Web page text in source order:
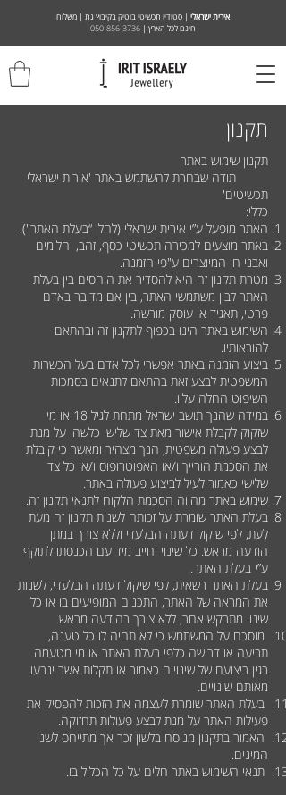
אירית ישראלי | סטודיו תכשיטי בוטיק בקיבוץ גת | משלוח
חינם לכל הארץ | 050-856-3736
תקנון
תקנון שימוש באתר
תודה שבחרת להשתמש באתר 'אירית ישראלי
תכשיטים'
כללי:
האתר מופעל ע”י אירית ישראלי (להלן “בעלת האתר").
באתר מוצעים למכירה תכשיטי כסף, זהב, יהלומים
ואבני חן המיוצרים ע"פי הזמנה.
מטרת תקנון זה היא להסדיר את היחסים בין בעלת
האתר לבין משתמשי האתר, בין אם מדובר באדם
פרטי, תאגיד או עוסק מורשה.
השימוש באתר הינו בכפוף לתקנון זה ובהתאם
להוראותיו.
ביצוע הזמנה באתר אפשרי לכל אדם בעל הכשרות
המשפטית לבצע זאת בהתאם לתנאים בסמכות
השיפוט החלה עליו.
במידה שהנך תושב ישראל מתחת לגיל 18 או מי
שזקוק לקבלת אישור מאת צד שלישי כלשהו על מנת
לבצע פעולה משפטית, הנך מצהיר ומאשר כי קיבלת
את הסכמת הורייך ו/או האפוטרופוס ו/או כל צד
שלישי כאמור לעיל לביצוע פעולה באתר.
שימוש באתר מהווה הסכמת הלקוח לתנאי תקנון זה.
בעלת האתר שומרת על זכותה לשנות תקנון זה מעת
לעת, לפי שיקול דעתה הבלעדי וללא צורך במתן
הודעה מראש. כל שינוי יחייב מיד עם הכנסתו לתוקף
ע”י בעלת האתר.
בעלת האתר רשאית, לפי שיקול דעתה הבלעדי, לשנות
את המראה של האתר, התכנים המופיעים בו או כל
שינוי מתבקש אחר, ללא צורך בהודעה מראש.
מוסכם על המשתמש כי לא תהיה לו כל טענה,
תביעה או דרישה כלפי בעלת האתר או מי מטעמה
בגין ביצועם של שינויים כאמור או תקלות אשר ינבעו
מאותם שינויים.
בעלת האתר שומרת לעצמה את הזכות להפסיק את
פעילות האתר על מנת לבצע פעולות תחזוקה.
האמור בתקנון מנוסח בלשון זכר אך מתייחס לשני
המינים.
תנאי השימוש באתר חלים על כל הכלול בו.